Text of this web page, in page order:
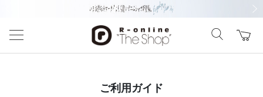
ご利用ガイド